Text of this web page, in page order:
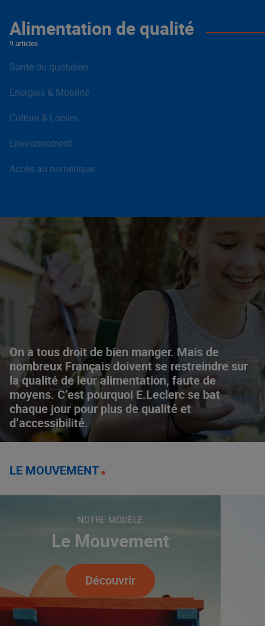
On a tous droit de bien manger. Mais de
nombreux Français doivent se restreindre sur
la qualité de leur alimentation, faute de
moyens. C’est pourquoi E.Leclerc se bat
chaque jour pour plus de qualité et
d’accessibilité.
Alimentation de qualité
9 articles
Santé du quotidien
Énergies & Mobilité
Culture & Loisirs
Environnement
Accès au numérique
LE MOUVEMENT
NOTRE MODÈLE
Le Mouvement
Découvrir